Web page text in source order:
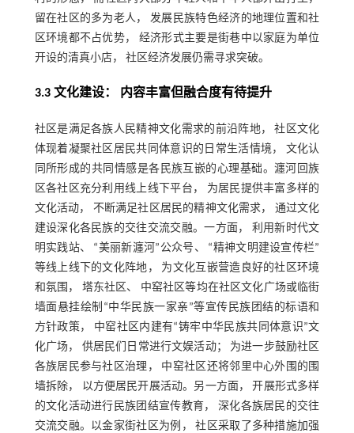
留在社区的多为老人， 发展民族特色经济的地理位置和社
区环境都不占优势， 经济形式主要是街巷中以家庭为单位
开设的清真小店， 社区经济发展仍需寻求突破。
3.3 文化建设： 内容丰富但融合度有待提升
社区是满足各族人民精神文化需求的前沿阵地， 社区文化
体现着凝聚社区居民共同体意识的日常生活情境， 文化认
同所形成的共同情感是各民族互嵌的心理基础。瀍河回族
区各社区充分利用线上线下平台， 为居民提供丰富多样的
文化活动， 不断满足社区居民的精神文化需求， 通过文化
建设深化各民族的交往交流交融。一方面， 利用新时代文
明实践站、 “美丽新瀍河”公众号、 “精神文明建设宣传栏”
等线上线下的文化阵地， 为文化互嵌营造良好的社区环境
和氛围， 塔东社区、 中窑社区等均在社区文化广场或临街
墙面悬挂绘制“中华民族一家亲”等宣传民族团结的标语和
方针政策， 中窑社区内建有“铸牢中华民族共同体意识”文
化广场， 供居民们日常进行文娱活动； 为进一步鼓励社区
各族居民参与社区治理， 中窑社区还将邻里中心外围的围
墙拆除， 以方便居民开展活动。另一方面， 开展形式多样
的文化活动进行民族团结宣传教育， 深化各族居民的交往
交流交融。以金家街社区为例， 社区采取了多种措施加强